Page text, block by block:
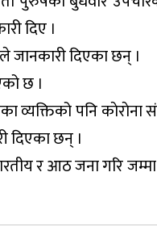
दिए ।
दिएका छन् ।
छ ।
व्यक्तिको पनि काेराेना
दिएका छन् ।
र आठ जना गरि